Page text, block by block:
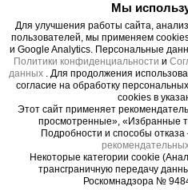
для
для
152-ФЗ «О персональных
4. Как формируются
Рекомендации формируются
сопоставляет ваши действия
добавления в корзину/
каталогом товаров и
позиции. Алгоритмы не
о цене, условиях продажи или
лишь помогают вам
5. Как отказаться от
рекомендаций.
Вы можете отключить
Мы
Для улучшения работы сайта,
пользователей, мы применяем
и Google Analytics. Персональные
Политики конфиденциальности и
данных . Для продолжения
согласие на обработку
cookies в
Этот сайт применяет
просмотренные», «Избранные
Подробности и способы
Некоторые категории cookie
трансграничную передачу
Роскомнадзора №